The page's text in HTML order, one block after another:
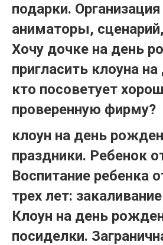
подарки.
аниматоры,
Хочу дочке на день
пригласить клоуна
кто посоветует
проверенную фирму?
клоун на день
праздники. Ребенок
Воспитание ребенка
трех лет:
Клоун на день
посиделки.